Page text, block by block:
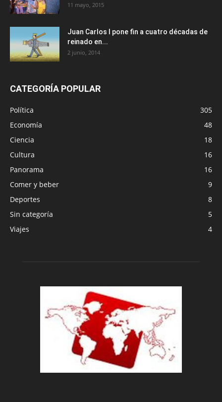
11 mayo, 2015
Juan Carlos I pone fin a cuatro décadas de
reinado en...
2 junio, 2014
CATEGORÍA POPULAR
Política
305
Economía
48
Ciencia
18
Cultura
16
Panorama
16
Comer y beber
9
Deportes
8
Sin categoría
5
Viajes
4